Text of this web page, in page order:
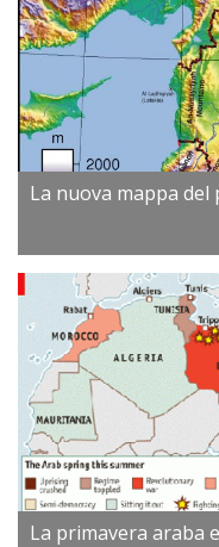
La nuova mappa
La primavera araba